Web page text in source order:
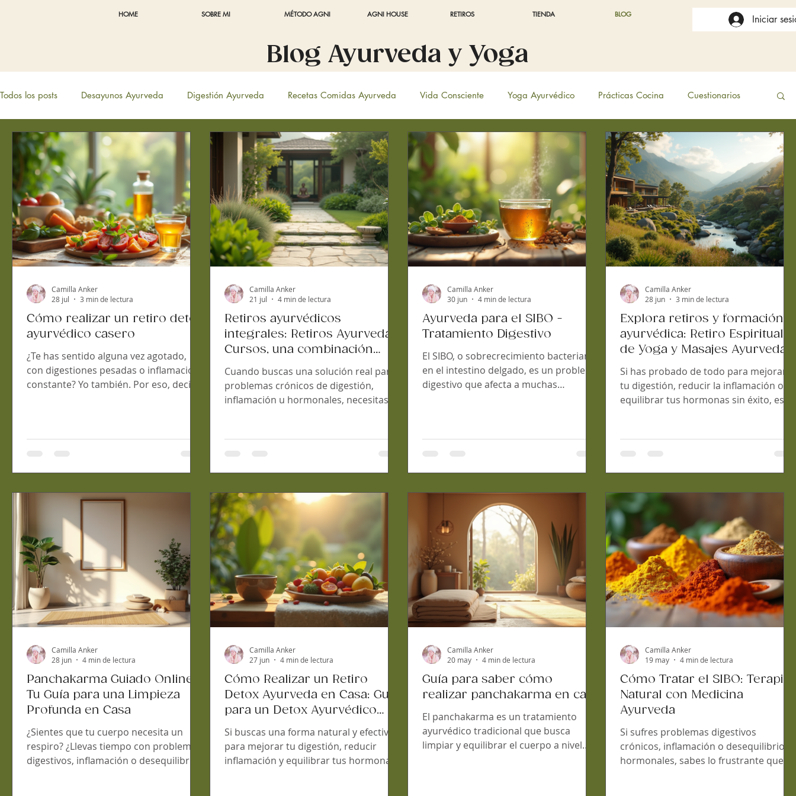
HOME SOBRE MI MÉTODO AGNI AGNI HOUSE RETIROS TIENDA BLOG Iniciar
Blog Ayurveda y Yoga
Todos los posts Desayunos Ayurveda Digestión Ayurveda Recetas Comidas Ayurveda Vida Consciente Yoga Ayurvédico Prácticas Cocina Cuestionarios
Menopausia y Ayurveda AutoInmune Estudia Ayurveda Recetas Bebidas
Cómo realizar un retiro detox
ayurvédico casero
¿Te has sentido alguna vez agotado,
con digestiones pesadas o inflamación
constante? Yo también. Por eso, decidí
y las herramientas adecuadas. En este
puedas hacer tu propio retiro detox en
Ayurveda. ¿Qué es un retiro detox
Un retiro detox ayurvédico casero
Camilla Anker
28 jul
3 min de lectura
Retiros ayurvédicos
integrales: Retiros Ayurveda y
Cursos, una combinación
perfecta
Cuando buscas una solución real para
problemas crónicos de digestión,
inflamación u hormonales, necesitas
enfoque integral que te ayude a sanar
ayurvédicos integrales y los cursos
poderosos. En este artículo, te contaré
por qué combinar un retiro con un
curso es la mejor decisión para
transformar tu salud y tu vida. Te
explicar
Camilla Anker
21 jul
4 min de lectura
Ayurveda para el SIBO -
Tratamiento Digestivo
El SIBO, o sobrecrecimiento bacteriano
en el intestino delgado, es un problema
digestivo que afecta a muchas
buena noticia es que existe un enfoque
terapia Ayurveda. Hoy te contaré cómo
recuperar tu bienestar digestivo desde
casa. ¿Qué es el tratamiento digestivo A
Camilla Anker
30 jun
4 min de lectura
Explora retiros y formación
ayurvédica: Retiro Espiritual
de Yoga y Masajes Ayurveda
Si has probado de todo para mejorar
tu digestión, reducir la inflamación o
equilibrar tus hormonas sin éxito, es
convencionales. La medicina
personalizado y clínico que puede
este artículo, te invito a explorar
y formación ayurvédica, una
experiencia que combina aprendizaje,
práctica y sanación profunda. ¿Por qué
elegir retiros y
Camilla Anker
28 jun
3 min de lectura
Panchakarma Guiado Online:
Tu Guía para una Limpieza
Profunda en Casa
¿Sientes que tu cuerpo necesita un
respiro? ¿Llevas tiempo con problemas
digestivos, inflamación o desequilibrios
Camilla Anker
28 jun
4 min de lectura
Cómo Realizar un Retiro
Detox Ayurveda en Casa: Guía
para un Detox Ayurvédico
Personalizado
Si buscas una forma natural y efectiva
para mejorar tu digestión, reducir
inflamación y equilibrar tus hormonas,
Camilla Anker
27 jun
4 min de lectura
Guía para saber cómo
realizar panchakarma en casa
El panchakarma es un tratamiento
ayurvédico tradicional que busca
limpiar y equilibrar el cuerpo a nivel
Camilla Anker
20 may
4 min de lectura
Cómo Tratar el SIBO: Terapia
Natural con Medicina
Ayurveda
Si sufres problemas digestivos
crónicos, inflamación o desequilibrios
hormonales, sabes lo frustrante que
Camilla Anker
19 may
4 min de lectura